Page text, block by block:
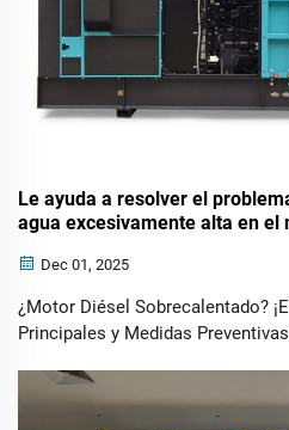
Le ayuda a resolver el
agua excesivamente alta en el
Dec 01, 2025
¿Motor Diésel Sobrecalentado?
Principales y Medidas
ignorarse. Puede provocar la
pérdida de potencia en casos